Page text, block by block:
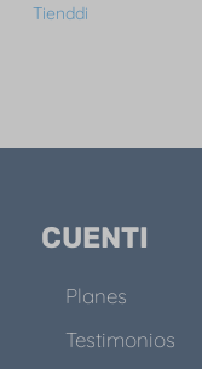
Tienddi
CUENTI
Planes
Testimonios